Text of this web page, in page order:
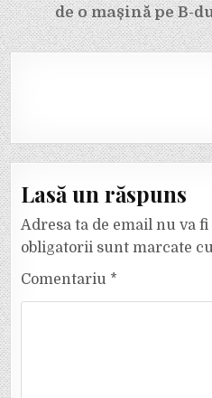
de o mașină pe B-
Lasă un răspuns
Adresa ta de email nu va
obligatorii sunt marcate
Comentariu *